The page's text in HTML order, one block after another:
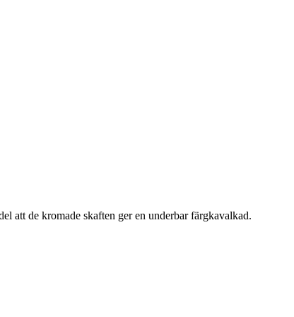
att de kromade skaften ger en underbar färgkavalkad.